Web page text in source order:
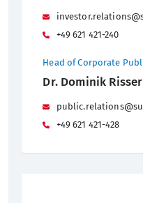
+49 621 421-240
Head of Corporate
Dr. Dominik Risser
+49 621 421-428